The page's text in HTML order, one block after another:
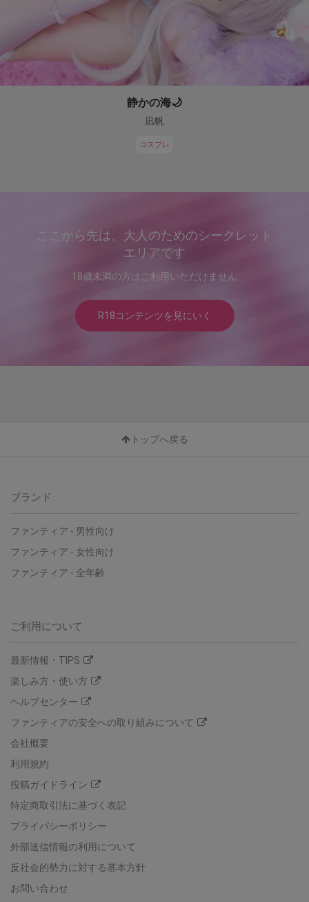
静かの海🌙
凪帆
コスプレ
ここから先は、大人のためのシークレット
エリアです
18歳未満の方はご利用いただけません
R18コンテンツを見にいく
トップへ戻る
ブランド
ファンティア - 男性向け
ファンティア - 女性向け
ファンティア - 全年齢
ご利用について
最新情報・TIPS
楽しみ方・使い方
ヘルプセンター
ファンティアの安全への取り組みについて
会社概要
利用規約
投稿ガイドライン
特定商取引法に基づく表記
プライバシーポリシー
外部送信情報の利用について
反社会的勢力に対する基本方針
お問い合わせ